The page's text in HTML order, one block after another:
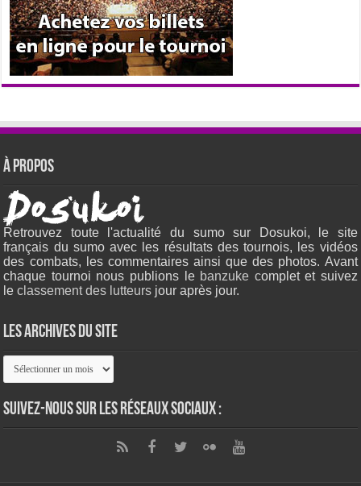
À propos
Retrouvez toute l'actualité du sumo sur Dosukoi, le site
français du sumo avec les résultats des tournois, les vidéos
des combats, les commentaires ainsi que des photos. Avant
chaque tournoi nous publions le banzuke complet et suivez
leclassement des lutteurs jour après jour.
Les archives du site
Les
archives
site
Suivez-nous sur les réseaux sociaux :